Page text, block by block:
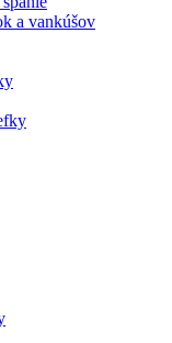
a vankúšov